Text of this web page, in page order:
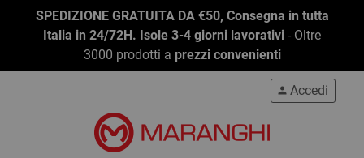
SPEDIZIONE GRATUITA DA €50, Consegna in tutta
Italia in 24/72H. Isole 3-4 giorni lavorativi - Oltre
3000 prodotti a prezzi convenienti
person Accedi